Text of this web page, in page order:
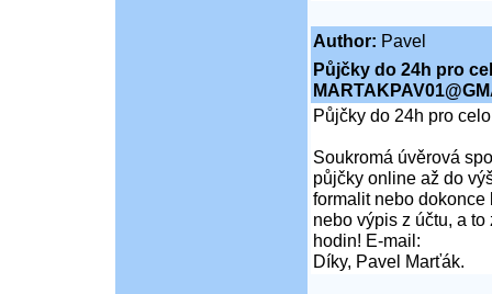
Author: Pavel
Půjčky do 24h pro
Půjčky do 24h pro
Soukromá úvěrová
půjčky online až do
formalit nebo dokonce
nebo výpis z účtu, a
hodin! E-mail:
Díky, Pavel Marťák.